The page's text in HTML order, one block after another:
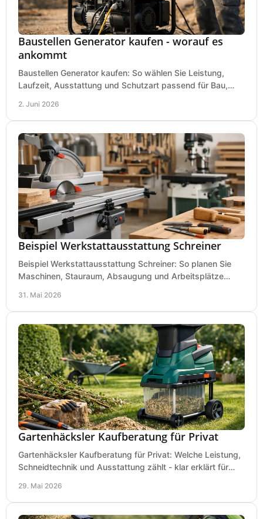
Baustellen Generator kaufen - worauf es
ankommt
Baustellen Generator kaufen: So wählen Sie Leistung,
Laufzeit, Ausstattung und Schutzart passend für Bau,
2. Juni 2026
Beispiel Werkstattausstattung Schreiner
Beispiel Werkstattausstattung Schreiner: So planen Sie
Maschinen, Stauraum, Absaugung und Arbeitsplätze
31. Mai 2026
Gartenhäcksler Kaufberatung für Privat
Gartenhäcksler Kaufberatung für Privat: Welche Leistung,
Schneidtechnik und Ausstattung zählt - klar erklärt für
29. Mai 2026